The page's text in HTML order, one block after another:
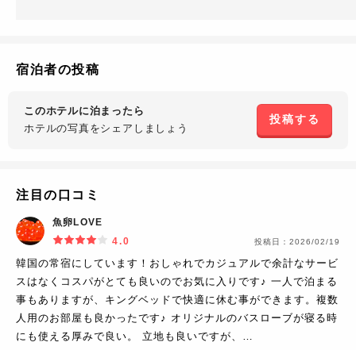
宿泊者の投稿
このホテルに泊まったら
ホテルの写真をシェアしましょう
投稿する
注目の口コミ
魚卵LOVE
4.0
投稿日： 2026/02/19
韓国の常宿にしています！おしゃれでカジュアルで余計なサービ
スはなくコスパがとても良いのでお気に入りです♪ 一人で泊まる
事もありますが、キングベッドで快適に休む事ができます。複数
人用のお部屋も良かったです♪ オリジナルのバスローブが寝る時
にも使える厚みで良い。 立地も良いですが、…